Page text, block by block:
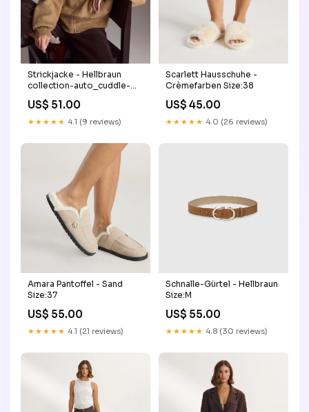
Strickjacke - Hellbraun
collection-auto_cuddle-
US$ 51.00
★★★★★ 4.1 (9 reviews)
Scarlett Hausschuhe -
Crèmefarben Size:38
US$ 45.00
★★★★★ 4.0 (26 reviews)
Amara Pantoffel - Sand
Size:37
US$ 55.00
★★★★★ 4.1 (21 reviews)
Schnalle-Gürtel - Hellbraun
Size:M
US$ 55.00
★★★★★ 4.8 (30 reviews)